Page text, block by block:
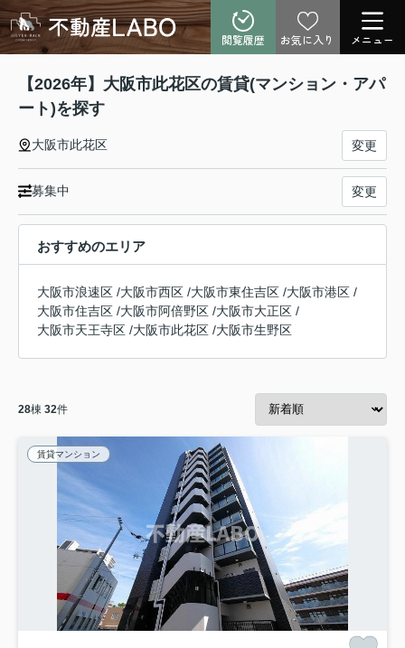
閲覧履歴 お気に入り メニュー
【2026年】大阪市此花区の賃貸(マンション・アパ
ート)を探す
大阪市此花区 変更
募集中 変更
おすすめのエリア
大阪市浪速区 /大阪市西区 /大阪市東住吉区 /大阪市港区 /
大阪市住吉区 /大阪市阿倍野区 /大阪市大正区 /
大阪市天王寺区 /大阪市此花区 /大阪市生野区
28棟 32件
賃貸マンション